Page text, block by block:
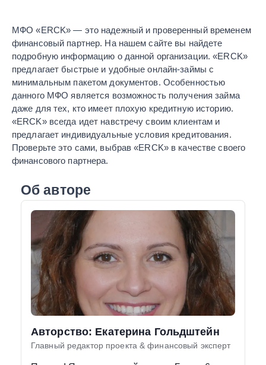
МФО «ERCK» — это надежный и проверенный временем
финансовый партнер. На нашем сайте вы найдете
подробную информацию о данной организации. «ERCK»
предлагает быстрые и удобные онлайн-займы с
минимальным пакетом документов. Особенностью
данного МФО является возможность получения займа
даже для тех, кто имеет плохую кредитную историю.
«ERCK» всегда идет навстречу своим клиентам и
предлагает индивидуальные условия кредитования.
Проверьте это сами, выбрав «ERCK» в качестве своего
финансового партнера.
Об авторе
Авторство: Екатерина Гольдштейн
Главный редактор проекта & финансовый эксперт